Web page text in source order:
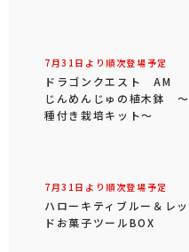
7月31日より順次登場予定
ドラゴンクエスト AM
じんめんじゅの植木鉢 ～
種付き栽培キット～
7月31日より順次登場予定
ハローキティブルー＆レッ
ドお菓子ツールBOX